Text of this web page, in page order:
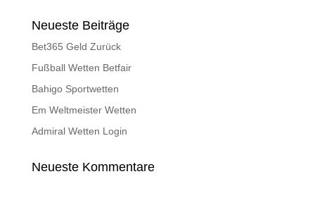
Neueste Beiträge
Bet365 Geld Zurück
Fußball Wetten Betfair
Bahigo Sportwetten
Em Weltmeister Wetten
Admiral Wetten Login
Neueste Kommentare